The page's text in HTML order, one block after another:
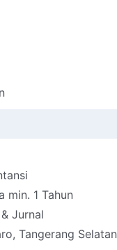
min. 1 Tahun
Jurnal
Tangerang Selatan